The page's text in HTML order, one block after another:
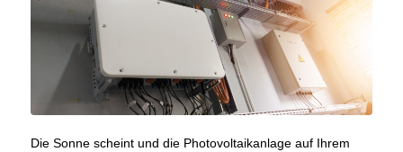
Die Sonne scheint und die Photovoltaikanlage auf Ihrem